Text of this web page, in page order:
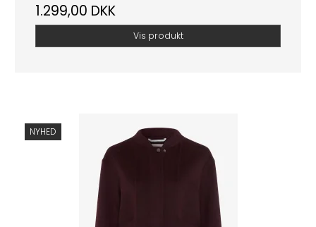
1.299,00 DKK
Vis produkt
NYHED